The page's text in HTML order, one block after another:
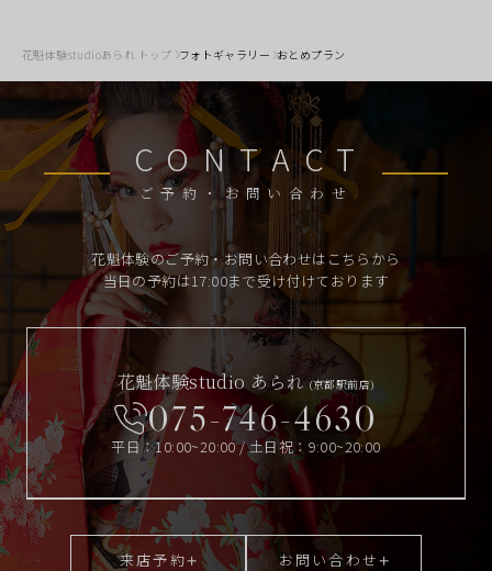
花魁体験studioあられ トップ フォトギャラリー おとめプラン
CONTACT
ご予約・お問い合わせ
花魁体験のご予約・お問い合わせはこちらから
当日の予約は17:00まで受け付けております
花魁体験studio あられ (京都駅前店)
075-746-4630
平日：10:00~20:00 / 土日祝：9:00~20:00
来店予約 お問い合わせ